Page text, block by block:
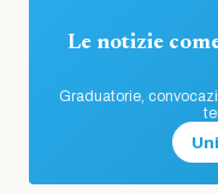
Le notizie
Graduatorie,